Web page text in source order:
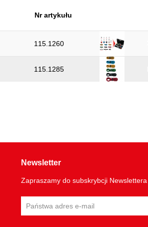
Nr artykułu
115.1260
115.1285
Newsletter
Zapraszamy do subskrybcji